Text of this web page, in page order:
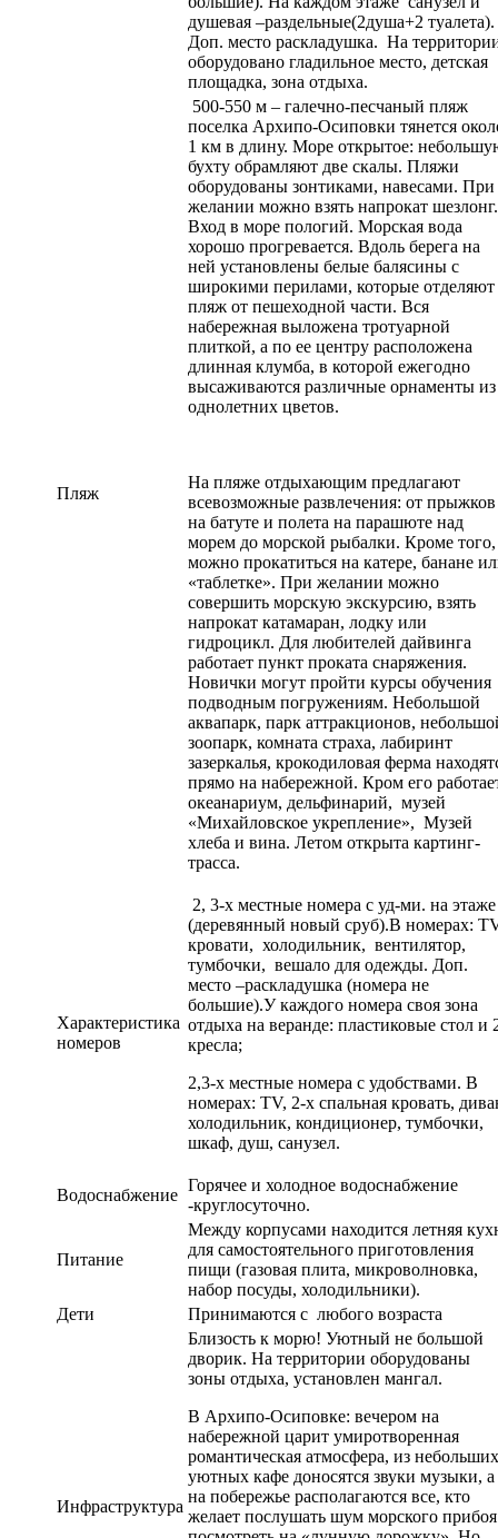
душевая –раздельные(2душа+2 туалета).
Доп. место раскладушка. На
оборудовано гладильное место, детская
площадка, зона отдыха.
Пляж
500-550 м – галечно-песчаный пляж
поселка Архипо-Осиповки тянется
1 км в длину. Море открытое:
бухту обрамляют две скалы. Пляжи
оборудованы зонтиками, навесами. При
желании можно взять напрокат шезлонг.
Вход в море пологий. Морская вода
хорошо прогревается. Вдоль берега на
ней установлены белые балясины с
широкими перилами, которые отделяют
пляж от пешеходной части. Вся
набережная выложена тротуарной
плиткой, а по ее центру расположена
длинная клумба, в которой ежегодно
высаживаются различные орнаменты из
однолетних цветов.
На пляже отдыхающим предлагают
всевозможные развлечения: от прыжков
на батуте и полета на парашюте над
морем до морской рыбалки. Кроме того,
можно прокатиться на катере, банане
«таблетке». При желании можно
совершить морскую экскурсию, взять
напрокат катамаран, лодку или
гидроцикл. Для любителей дайвинга
работает пункт проката снаряжения.
Новички могут пройти курсы обучения
подводным погружениям. Небольшой
аквапарк, парк аттракционов,
зоопарк, комната страха, лабиринт
зазеркалья, крокодиловая ферма
прямо на набережной. Кром его
океанариум, дельфинарий, музей
«Михайловское укрепление», Музей
хлеба и вина. Летом открыта картинг-
трасса.
Характеристика
номеров
2, 3-х местные номера с уд-ми. на этаже
(деревянный новый сруб).В номерах:
кровати, холодильник, вентилятор,
тумбочки, вешало для одежды. Доп.
место –раскладушка (номера не
большие).У каждого номера своя зона
отдыха на веранде: пластиковые стол и
кресла;
2,3-х местные номера с удобствами. В
номерах: TV, 2-х спальная кровать,
холодильник, кондиционер, тумбочки,
шкаф, душ, санузел.
Водоснабжение
Горячее и холодное водоснабжение
-круглосуточно.
Питание
Между корпусами находится летняя
для самостоятельного приготовления
пищи (газовая плита, микроволновка,
набор посуды, холодильники).
Дети
Принимаются с любого возраста
Инфраструктура
Близость к морю! Уютный не большой
дворик. На территории оборудованы
зоны отдыха, установлен мангал.
В Архипо-Осиповке: вечером на
набережной царит умиротворенная
романтическая атмосфера, из небольших
уютных кафе доносятся звуки музыки, а
на побережье располагаются все, кто
желает послушать шум морского